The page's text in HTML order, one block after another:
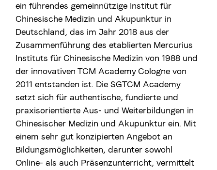
ein führendes gemeinnützige Institut für
Chinesische Medizin und Akupunktur in
Deutschland, das im Jahr 2018 aus der
Zusammenführung des etablierten Mercurius
Instituts für Chinesische Medizin von 1988 und
der innovativen TCM Academy Cologne von
2011 entstanden ist. Die SGTCM Academy
setzt sich für authentische, fundierte und
praxisorientierte Aus- und Weiterbildungen in
Chinesischer Medizin und Akupunktur ein. Mit
einem sehr gut konzipierten Angebot an
Bildungsmöglichkeiten, darunter sowohl
Online- als auch Präsenzunterricht, vermittelt